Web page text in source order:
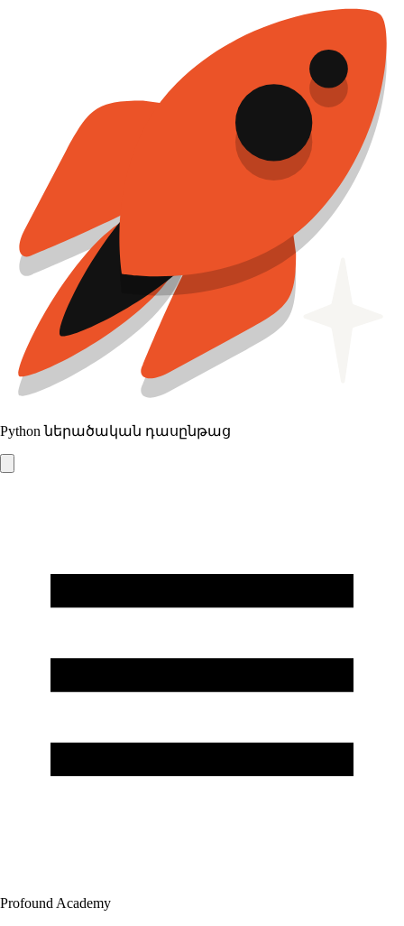
Python ներածական դասընթաց
Profound Academy